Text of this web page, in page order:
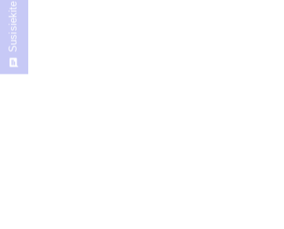
Susisiekite